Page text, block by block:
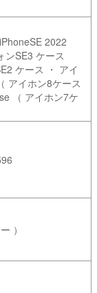
2022
ンSE3 ケース
ケース ・ アイ
アイホン8ケース
（ アイホン7ケ
）